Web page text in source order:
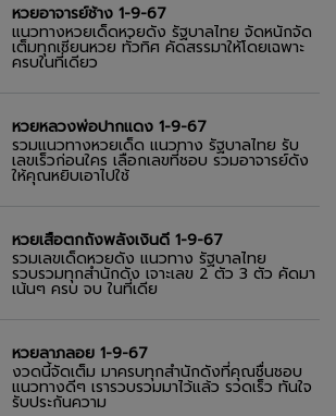
หวยอาจารย์ช้าง 1-9-67
แนวทางหวยเด็ดหวยดัง รัฐบาลไทย จัดหนักจัด
เต็มทุกเซียนหวย ทั่วทิศ คัดสรรมาให้โดยเฉพาะ
ครบในที่เดียว
หวยหลวงพ่อปากแดง 1-9-67
รวมแนวทางหวยเด็ด แนวทาง รัฐบาลไทย รับ
เลขเร็วก่อนใคร เลือกเลขที่ชอบ รวมอาจารย์ดัง
ให้คุณหยิบเอาไปใช้
หวยเสือตกถังพลังเงินดี 1-9-67
รวมเลขเด็ดหวยดัง แนวทาง รัฐบาลไทย
รวบรวมทุกสำนักดัง เจาะเลข 2 ตัว 3 ตัว คัดมา
เน้นๆ ครบ จบ ในที่เดีย
หวยลาภลอย 1-9-67
งวดนี้จัดเต็ม มาครบทุกสำนักดังที่คุณชื่นชอบ
แนวทางดีๆ เรารวบรวมมาไว้แล้ว รวดเร็ว ทันใจ
รับประกันความ